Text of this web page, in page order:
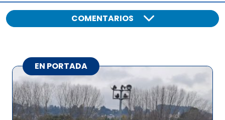
COMENTARIOS
EN PORTADA